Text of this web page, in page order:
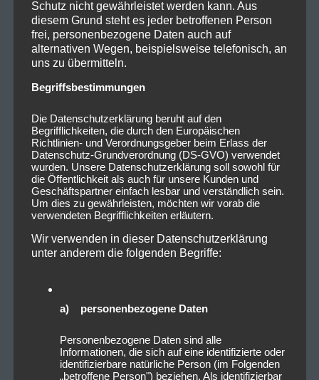
Union oder in anderen Vertragsstaaten des
Abkommens über den Europäischen Wirtschaftsraum
zuvor gekürzt. Nur in Ausnahmefällen wird die volle
IP-Adresse an einen Server von Google in den USA
übertragen und dort gekürzt. Im Auftrag des
Informationen benutzen, um Ihre Nutzung der
Website auszuwerten, um Reports über die
Websiteaktivitäten zusammenzustellen und um
weitere mit der Websitenutzung und der
Internetnutzung verbundene Dienstleistungen
gegenüber dem Websitebetreiber zu erbringen. Die
übermittelte IP-Adresse wird nicht mit anderen
Daten von Google zusammengeführt. Sie können die
weisen Sie jedoch darauf hin, dass Sie in diesem Fall
gegebenenfalls nicht sämtliche Funktionen dieser
Website vollumfänglich werden nutzen können. Sie
können darüber hinaus die Erfassung der durch das
Schutz nicht gewährleistet werden kann. Aus
diesem Grund steht es jeder betroffenen Person
frei, personenbezogene Daten auch auf
alternativen Wegen, beispielsweise telefonisch, an
uns zu übermitteln.
Begriffsbestimmungen
Die Datenschutzerklärung beruht auf den
Begrifflichkeiten, die durch den Europäischen
Richtlinien- und Verordnungsgeber beim Erlass der
Datenschutz-Grundverordnung (DS-GVO) verwendet
wurden. Unsere Datenschutzerklärung soll sowohl für
die Öffentlichkeit als auch für unsere Kunden und
Geschäftspartner einfach lesbar und verständlich sein.
Um dies zu gewährleisten, möchten wir vorab die
verwendeten Begrifflichkeiten erläutern.
Wir verwenden in dieser Datenschutzerklärung
unter anderem die folgenden Begriffe:
a) personenbezogene Daten
Personenbezogene Daten sind alle
Informationen, die sich auf eine identifizierte oder
identifizierbare natürliche Person (im Folgenden
„betroffene Person") beziehen. Als identifizierbar